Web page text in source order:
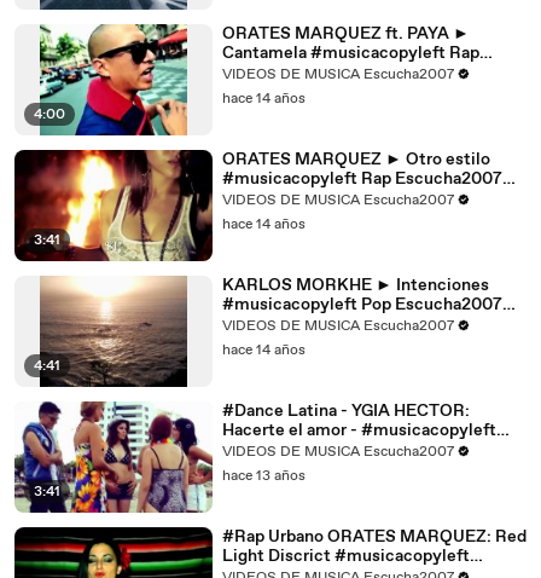
4:00
ORATES MARQUEZ ft. PAYA ►
Cantamela #musicacopyleft Rap
latino Salsa Escucha2007 Videos
Música (HD)
VIDEOS DE MUSICA Escucha2007
hace 14 años
3:41
ORATES MARQUEZ ► Otro estilo
#musicacopyleft Rap Escucha2007
Videos de Música (HD)
VIDEOS DE MUSICA Escucha2007
hace 14 años
4:41
KARLOS MORKHE ► Intenciones
#musicacopyleft Pop Escucha2007
VIDEOS DE MUSICA Cantautor (HD)
VIDEOS DE MUSICA Escucha2007
hace 14 años
3:41
#Dance Latina - YGIA HECTOR:
Hacerte el amor - #musicacopyleft
#Videos de musica
VIDEOS DE MUSICA Escucha2007
hace 13 años
#Rap Urbano ORATES MARQUEZ: Red
Light Discrict #musicacopyleft